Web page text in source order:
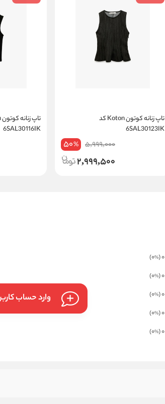
تاپ زنانه کوتون Koton کد
6SAL30123IK
5,999,000
50%
2,999,500
6SAL30116IK
0
(0
%
)
0
(0
%
)
0
(0
%
)
0
(0
%
)
0
(0
%
)
وارد حساب